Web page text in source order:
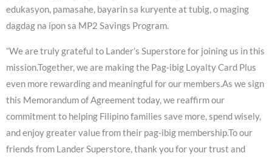
edukasyon, pamasahe, bayarin sa kuryente at tubig, o maging
dagdag na ipon sa MP2 Savings Program.
“We are truly grateful to Lander’s Superstore for joining us in this
mission.Together, we are making the Pag-ibig Loyalty Card Plus
even more rewarding and meaningful for our members.As we sign
this Memorandum of Agreement today, we reaffirm our
commitment to helping Filipino families save more, spend wisely,
and enjoy greater value from their pag-ibig membership.To our
friends from Lander Superstore, thank you for your trust and